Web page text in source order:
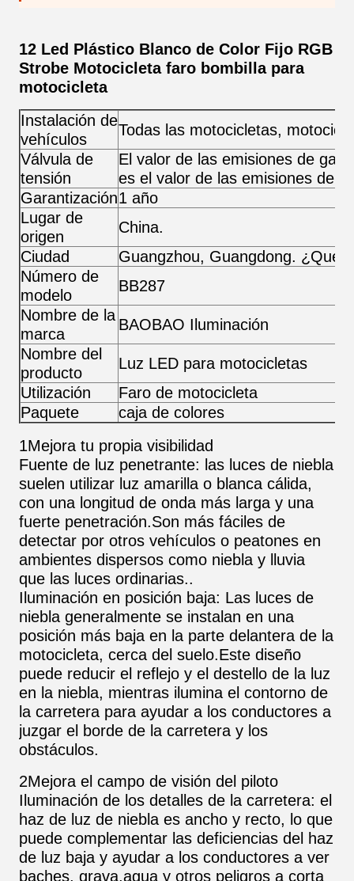
12 Led Plástico Blanco de Color Fijo RGB
Strobe Motocicleta faro bombilla para
motocicleta
Instalación de
vehículos
Todas las motocicletas,
Válvula de
tensión
El valor de las emisiones de
es el valor de las emisiones de
Garantización1 año
Lugar de
origen
China.
Ciudad
Guangzhou, Guangdong. ¿Qué
Número de
modelo
BB287
Nombre de la
marca
BAOBAO Iluminación
Nombre del
producto
Luz LED para motocicletas
Utilización
Faro de motocicleta
Paquete
caja de colores
1Mejora tu propia visibilidad
Fuente de luz penetrante: las luces de niebla
suelen utilizar luz amarilla o blanca cálida,
con una longitud de onda más larga y una
fuerte penetración.Son más fáciles de
detectar por otros vehículos o peatones en
ambientes dispersos como niebla y lluvia
que las luces ordinarias..
Iluminación en posición baja: Las luces de
niebla generalmente se instalan en una
posición más baja en la parte delantera de la
motocicleta, cerca del suelo.Este diseño
puede reducir el reflejo y el destello de la luz
en la niebla, mientras ilumina el contorno de
la carretera para ayudar a los conductores a
juzgar el borde de la carretera y los
obstáculos.
2Mejora el campo de visión del piloto
Iluminación de los detalles de la carretera: el
haz de luz de niebla es ancho y recto, lo que
puede complementar las deficiencias del haz
de luz baja y ayudar a los conductores a ver
baches, grava,agua y otros peligros a corta